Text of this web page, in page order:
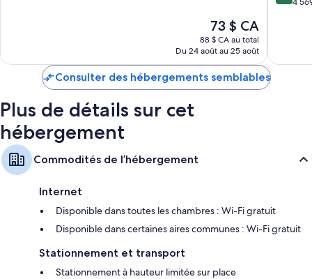
Le
prix
est
73 $ CA
73 $ CA
88 $ CA au total
Du 24 août au 25 août
Consulter des hébergements semblables
Plus de détails sur cet
hébergement
Commodités de l’hébergement
Internet
Disponible dans toutes les chambres : Wi-Fi gratuit
Disponible dans certaines aires communes : Wi-Fi gratuit
Stationnement et transport
Stationnement à hauteur limitée sur place